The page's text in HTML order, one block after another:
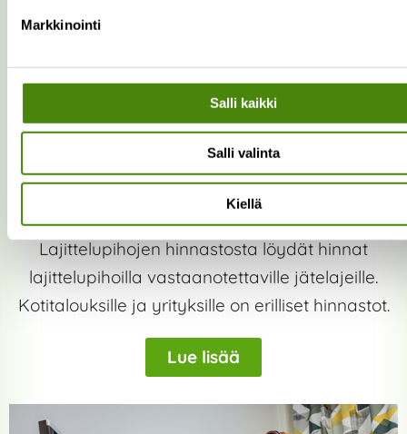
Markkinointi
Salli kaikki
Salli valinta
Kiellä
Lajittelupihojen hinnasto
Lajittelupihojen hinnastosta löydät hinnat
lajittelupihoilla vastaanotettaville jätelajeille.
Kotitalouksille ja yrityksille on erilliset hinnastot.
Lue lisää